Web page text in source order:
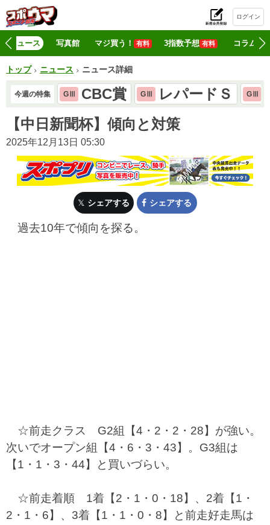
ログイン
ニュース 写真館 マジ買う！ 有料 3指数予想 有料 コラム
トップ ニュース ニュース詳細
今週の特集 GⅢ CBC賞 GⅢ レパードＳ GⅢ
【中日新聞杯】傾向と対策
2025年12月13日 05:30
シェアする シェアする
過去10年で傾向を探る。
☆前走クラス G2組【4・2・2・28】が強い。
次いでオープン組【4・6・3・43】。G3組は
【1・1・3・44】と買いづらい。
☆前走着順 1着【2・1・0・18】、2着【1・
2・1・6】、3着【1・1・0・8】と前走好走馬は